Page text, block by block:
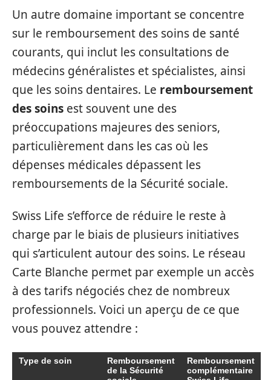
Un autre domaine important se concentre
sur le remboursement des soins de santé
courants, qui inclut les consultations de
médecins généralistes et spécialistes, ainsi
que les soins dentaires. Le remboursement
des soins est souvent une des
préoccupations majeures des seniors,
particulièrement dans les cas où les
dépenses médicales dépassent les
remboursements de la Sécurité sociale.
Swiss Life s’efforce de réduire le reste à
charge par le biais de plusieurs initiatives
qui s’articulent autour des soins. Le réseau
Carte Blanche permet par exemple un accès
à des tarifs négociés chez de nombreux
professionnels. Voici un aperçu de ce que
vous pouvez attendre :
Type de soin
Remboursement
de la Sécurité
Remboursement
complémentaire